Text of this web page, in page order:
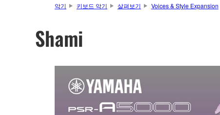
악기 키보드 악기 살펴보기 Voices & Style Expansion
Shami